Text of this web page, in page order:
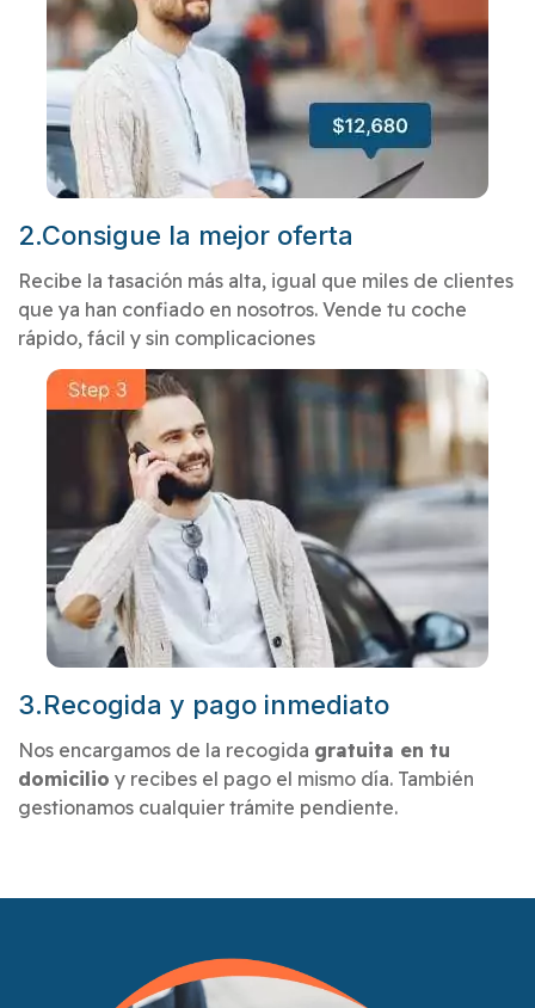
2.Consigue la mejor oferta
Recibe la tasación más alta, igual que miles de clientes
que ya han confiado en nosotros. Vende tu coche
rápido, fácil y sin complicaciones
3.Recogida y pago inmediato
Nos encargamos de la recogida gratuita en tu
domicilio y recibes el pago el mismo día. También
gestionamos cualquier trámite pendiente.